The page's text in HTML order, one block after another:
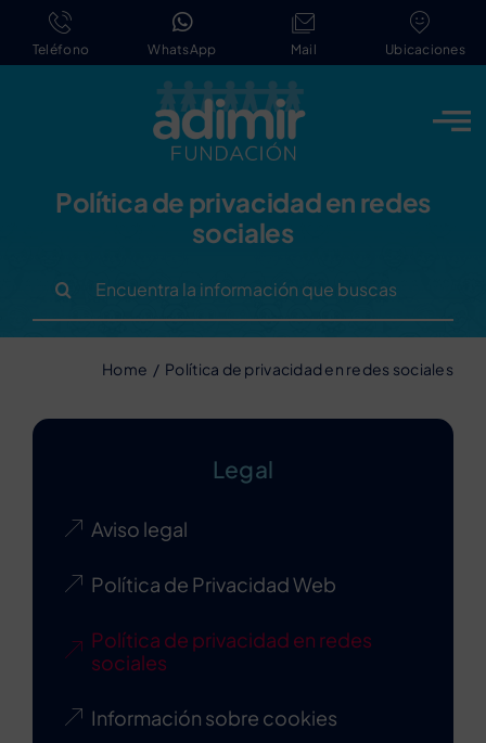
Saltar
contenido
Teléfono WhatsApp Mail Ubicaciones
Política de privacidad en redes
sociales
Home Política de privacidad en redes sociales
Legal
Aviso legal
Política de Privacidad Web
Política de privacidad en redes
sociales
Información sobre cookies